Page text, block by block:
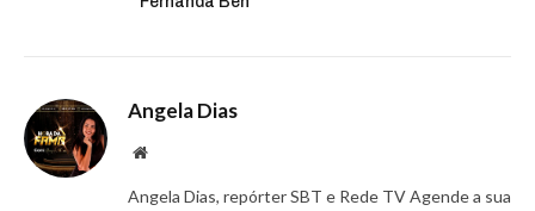
Angela Dias
Website
Angela Dias, repórter SBT e Rede TV Agende a sua